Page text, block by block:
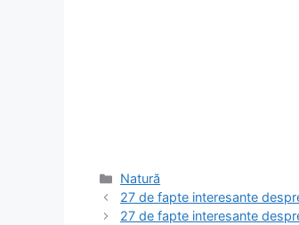
Categorii
Natură
27 de fapte interesante
27 de fapte interesante